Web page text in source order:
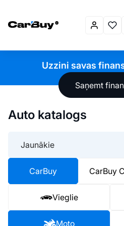
Uzzini savas
Saņemt
Auto katalogs
Jaunākie
CarBuy CarBuy
Vieglie
Moto